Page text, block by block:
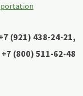
(921) 438-24-21,
+7 (800) 511-62-48